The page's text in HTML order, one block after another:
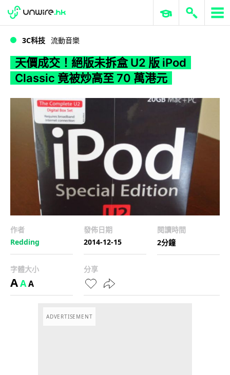
WWDC 2026 ERP 與商業 AI
3C科技 流動音樂
天價成交！絕版未拆盒 U2 版 iPod
Classic 竟被炒高至 70 萬港元
作者
Redding
發佈日期
2014-12-15
閱讀時間
2分鐘
字體大小
AAA
分享
ADVERTISEMENT